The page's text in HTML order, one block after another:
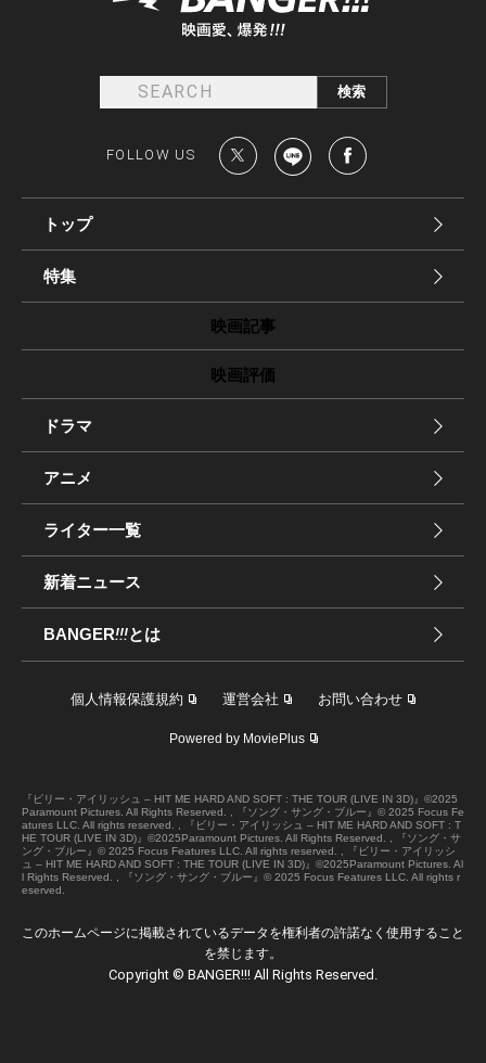
FOLLOW US
トップ
特集
映画記事
映画評価
ドラマ
アニメ
ライター一覧
新着ニュース
BANGER!!!とは
個人情報保護規約 運営会社 お問い合わせ
Powered by MoviePlus
『ビリー・アイリッシュ – HIT ME HARD AND SOFT : THE TOUR (LIVE IN 3D)』©2025
Paramount Pictures. All Rights Reserved. , 『ソング・サング・ブルー』© 2025 Focus Fe
atures LLC. All rights reserved. , 『ビリー・アイリッシュ – HIT ME HARD AND SOFT : T
HE TOUR (LIVE IN 3D)』©2025Paramount Pictures. All Rights Reserved. , 『ソング・サ
ング・ブルー』© 2025 Focus Features LLC. All rights reserved. , 『ビリー・アイリッシ
ュ – HIT ME HARD AND SOFT : THE TOUR (LIVE IN 3D)』©2025Paramount Pictures. Al
l Rights Reserved. , 『ソング・サング・ブルー』© 2025 Focus Features LLC. All rights r
eserved.
このホームページに掲載されているデータを権利者の許諾なく使用すること
を禁じます。
Copyright © BANGER!!! All Rights Reserved.